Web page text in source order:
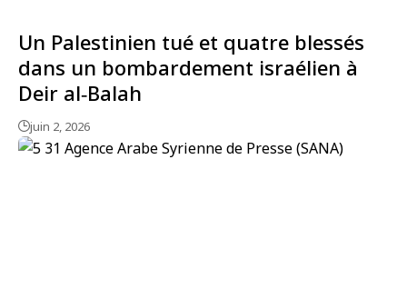
Un Palestinien tué et quatre blessés
dans un bombardement israélien à
Deir al‑Balah
juin 2, 2026